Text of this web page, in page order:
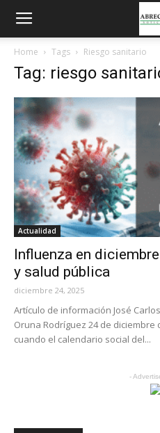
Home Tags Riesgo sanitario
Tag: riesgo
Actualidad
Influenza en
y salud pública
diciembre 24, 2025
Artículo de información José
Oruna Rodríguez 24 de diciembre
cuando el calendario social del...
-